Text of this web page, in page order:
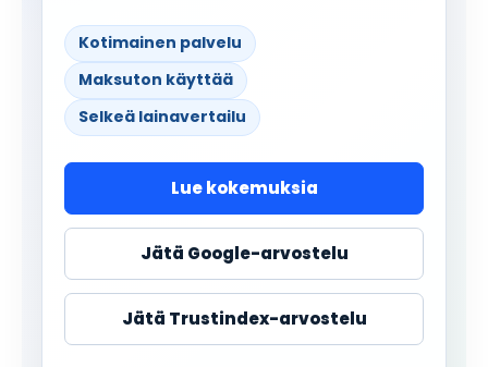
Kotimainen palvelu
Maksuton käyttää
Selkeä lainavertailu
Lue kokemuksia
Jätä Google-arvostelu
Jätä Trustindex-arvostelu